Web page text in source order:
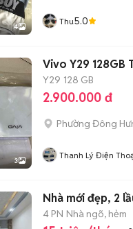
4 Thu5.0
3
Vivo Y29 128GB
Y29 128 GB
2.900.000 đ
Phường Đông
Thanh Lý Điện
Nhà mới đẹp, 2
4 PN Nhà ngõ, hẻm